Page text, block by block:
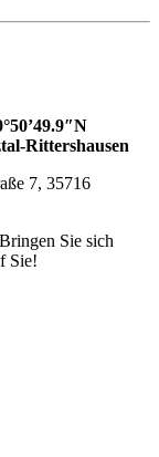
Rittershausen
7, 35716
Sie sich
Sie!